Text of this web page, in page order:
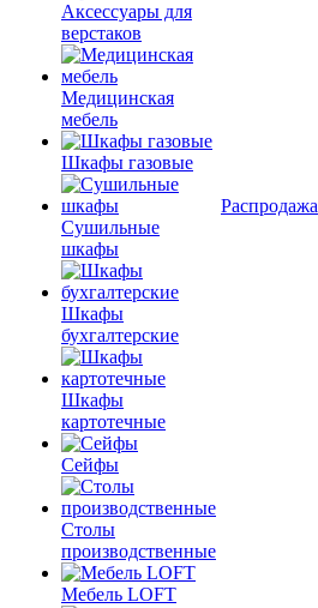
Аксессуары для
верстаков
Медицинская
мебель
Шкафы газовые
Сушильные
шкафы
Шкафы
бухгалтерские
Шкафы
картотечные
Сейфы
Столы
производственные
Мебель LOFT
Распродажа